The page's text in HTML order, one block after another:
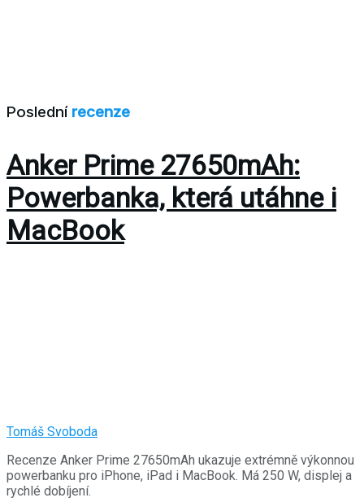
Poslední recenze
Anker Prime 27650mAh:
Powerbanka, která utáhne i
MacBook
Tomáš Svoboda
Recenze Anker Prime 27650mAh ukazuje extrémně výkonnou
powerbanku pro iPhone, iPad i MacBook. Má 250 W, displej a
rychlé dobíjení.